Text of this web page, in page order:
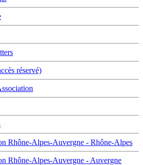
réservé)
Rhône-Alpes-Auvergne - Rhône-Alpes
Rhône-Alpes-Auvergne - Auvergne